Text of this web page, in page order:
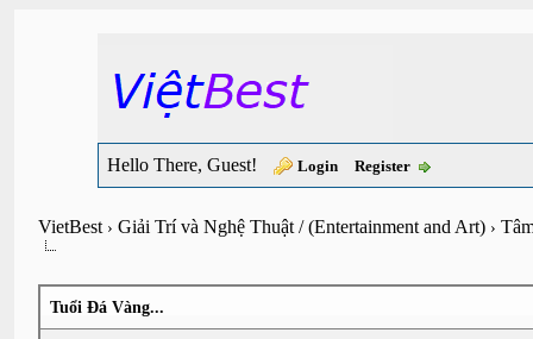
Hello There, Guest! Login Register
VietBest›Giải Trí và Nghệ Thuật / (Entertainment and Art) ›
Tuổi Đá Vàng...